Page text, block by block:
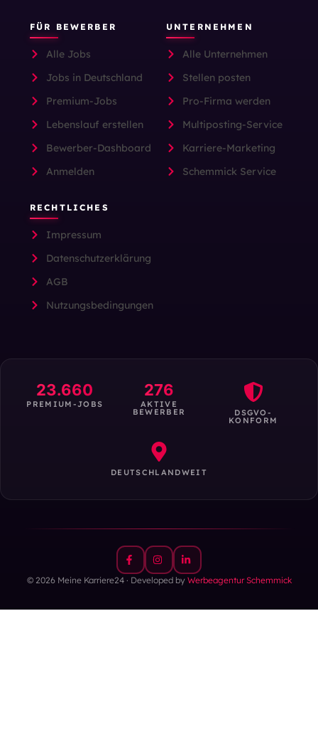
FÜR BEWERBER
Alle Jobs
Jobs in Deutschland
Premium-Jobs
Lebenslauf erstellen
Bewerber-Dashboard
Anmelden
UNTERNEHMEN
Alle Unternehmen
Stellen posten
Pro-Firma werden
Multiposting-Service
Karriere-Marketing
Schemmick Service
RECHTLICHES
Impressum
Datenschutzerklärung
AGB
Nutzungsbedingungen
23.660
PREMIUM-JOBS
276
AKTIVE
BEWERBER DSGVO-
KONFORM
DEUTSCHLANDWEIT
© 2026 Meine Karriere24 · Developed by Werbeagentur Schemmick